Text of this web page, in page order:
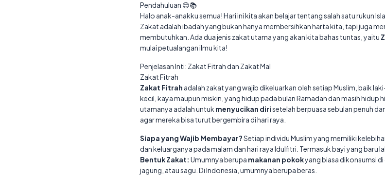
Pendahuluan 😊📚
Halo anak-anakku semua! Hari ini kita akan belajar tentang salah satu rukun
Zakat adalah ibadah yang bukan hanya membersihkan harta kita, tapi juga
membutuhkan. Ada dua jenis zakat utama yang akan kita bahas tuntas, yaitu
mulai petualangan ilmu kita!
Penjelasan Inti: Zakat Fitrah dan Zakat Mal
Zakat Fitrah
Zakat Fitrah adalah zakat yang wajib dikeluarkan oleh setiap Muslim, baik
kecil, kaya maupun miskin, yang hidup pada bulan Ramadan dan masih hidup
utamanya adalah untuk menyucikan dirisetelah berpuasa sebulan penuh
agar mereka bisa turut bergembira di hari raya.
Siapa yang Wajib Membayar?Setiap individu Muslim yang memiliki
dan keluarganya pada malam dan hari raya Idulfitri. Termasuk bayi yang baru
Bentuk Zakat: Umumnya berupa makanan pokokyang biasa dikonsumsi
jagung, atau sagu. Di Indonesia, umumnya berupa beras.